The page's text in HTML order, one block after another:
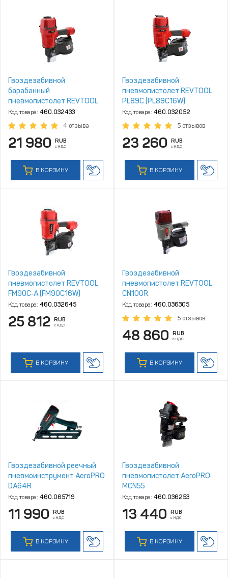
Гвоздезабивной
барабанный
пневмопистолет REVTOOL
PL80C (арт. PL80C16W)
Код товара: 460.032433
4 отзыва
21 980 RUB
с НДС
В КОРЗИНУ
Гвоздезабивной
пневмопистолет REVTOOL
PL89C (PL89C16W)
Код товара: 460.032052
5 отзывов
23 260 RUB
с НДС
В КОРЗИНУ
Гвоздезабивной
пневмопистолет REVTOOL
FM90C‑A (FM90C16W)
Код товара: 460.032645
25 812 RUB
с НДС
В КОРЗИНУ
Гвоздезабивной
пневмопистолет REVTOOL
CN100R
Код товара: 460.036305
5 отзывов
48 860 RUB
с НДС
В КОРЗИНУ
Гвоздезабивной реечный
пневмоинструмент AeroPRO
DA64R
Код товара: 460.065719
11 990 RUB
с НДС
В КОРЗИНУ
Гвоздезабивной
пневмопистолет AeroPRO
MCN55
Код товара: 460.036253
13 440 RUB
с НДС
В КОРЗИНУ